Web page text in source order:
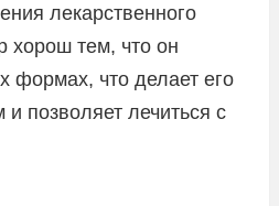
лекарственного
хорош тем, что он
формах, что делает его
позволяет лечиться с